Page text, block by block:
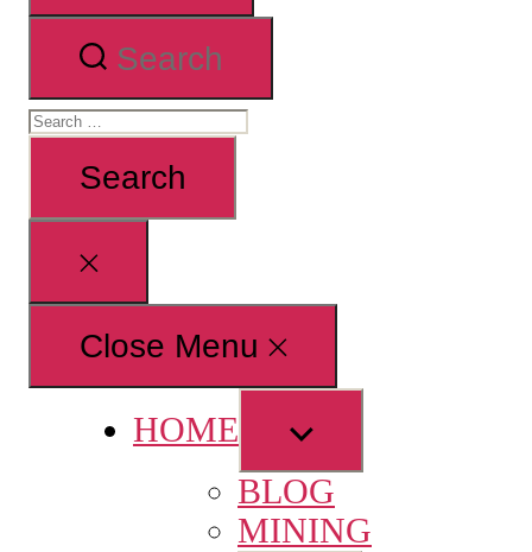
Search
Search
Close
search
Close Menu
HOME
Show
sub
menu
BLOG
MINING